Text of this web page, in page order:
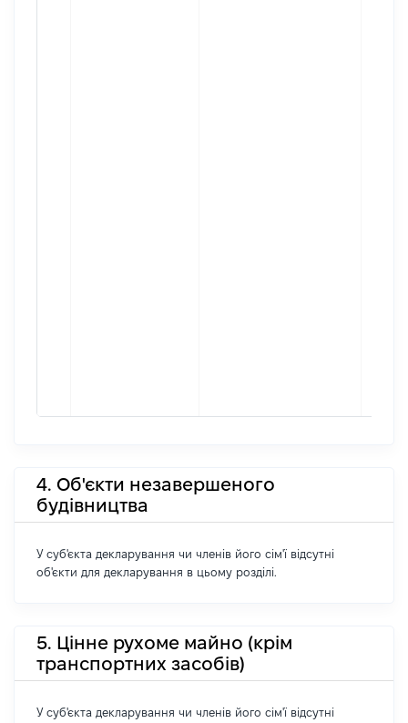
4. Об'єкти незавершеного
будівництва
У суб'єкта декларування чи членів його сім'ї відсутні
об'єкти для декларування в цьому розділі.
5. Цінне рухоме майно (крім
транспортних засобів)
У суб'єкта декларування чи членів його сім'ї відсутні